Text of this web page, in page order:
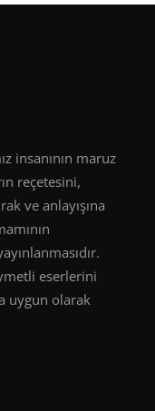
insanının maruz
reçetesini,
ve anlayışına
eserlerini
uygun olarak